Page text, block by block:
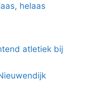
helaas
atletiek bij